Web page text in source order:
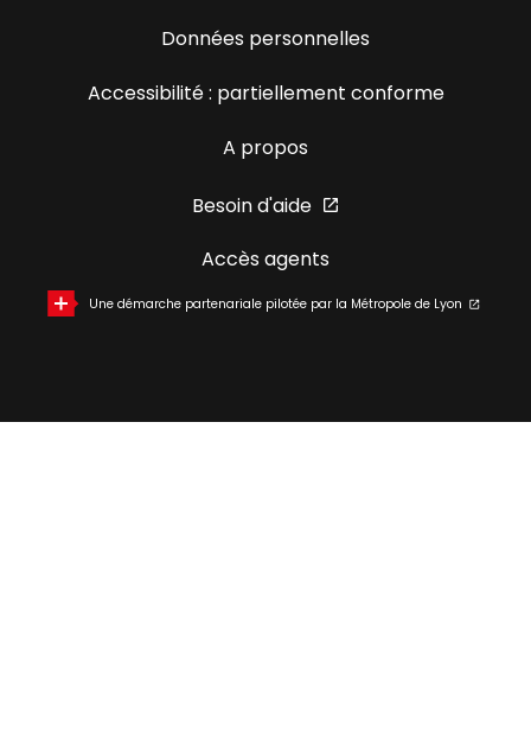
Données personnelles
Accessibilité : partiellement conforme
A propos
Besoin d'aide
Accès agents
Une démarche partenariale pilotée par la Métropole de Lyon